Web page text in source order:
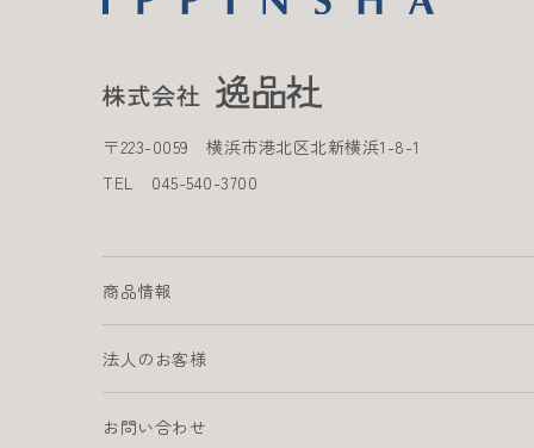
〒223-0059 横浜市港北区北新横浜1-8-1
TEL 045-540-3700
商品情報
法人のお客様
お問い合わせ